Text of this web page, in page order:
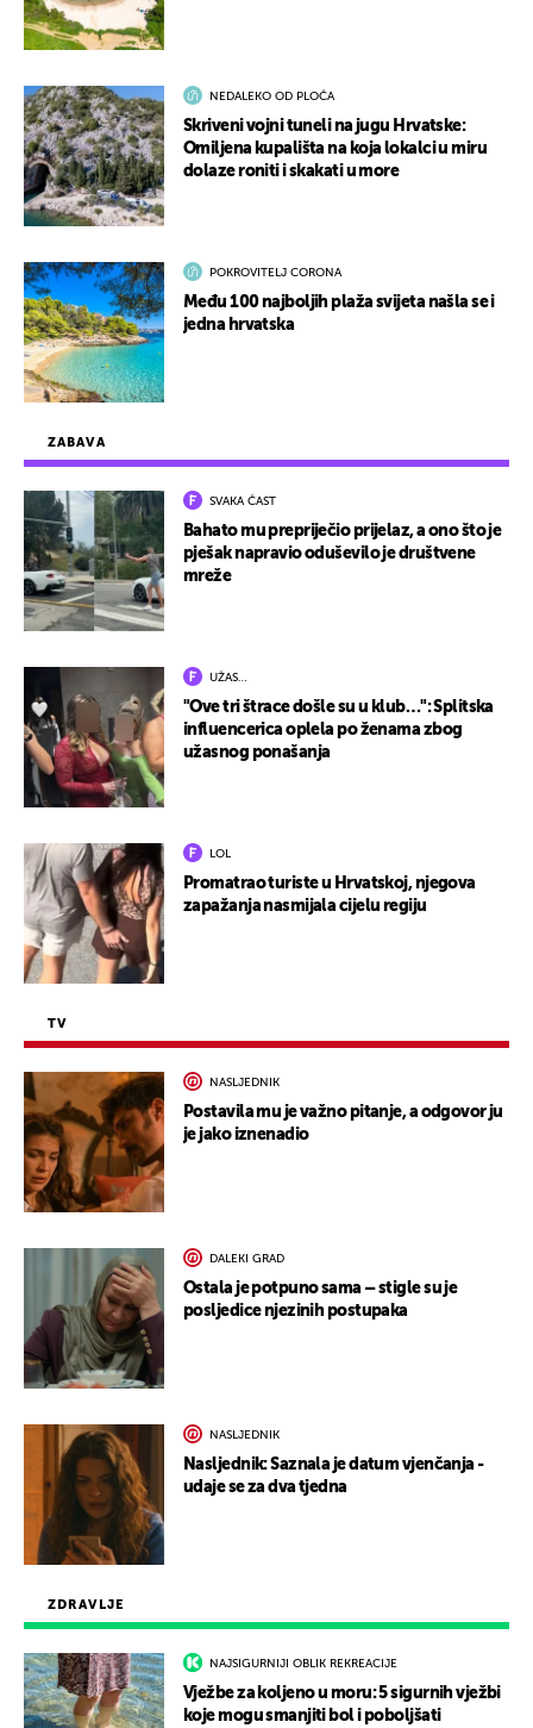
ZDRAVLJE
NAJSIGURNIJI OBLIK REKREACIJE
Vježbe za koljeno u moru: 5 sigurnih vježbi
koje mogu smanjiti bol i poboljšati
ZABAVA
SVAKA ČAST
Bahato mu prepriječio prijelaz, a ono što je
pješak napravio oduševilo je društvene
mreže
UŽAS…
"Ove tri štrace došle su u klub…": Splitska
influencerica oplela po ženama zbog
užasnog ponašanja
LOL
Promatrao turiste u Hrvatskoj, njegova
zapažanja nasmijala cijelu regiju
TV
NASLJEDNIK
Postavila mu je važno pitanje, a odgovor ju
je jako iznenadio
DALEKI GRAD
Ostala je potpuno sama – stigle su je
posljedice njezinih postupaka
NASLJEDNIK
Nasljednik: Saznala je datum vjenčanja -
udaje se za dva tjedna
NEDALEKO OD PLOČA
Skriveni vojni tuneli na jugu Hrvatske:
Omiljena kupališta na koja lokalci u miru
dolaze roniti i skakati u more
POKROVITELJ CORONA
Među 100 najboljih plaža svijeta našla se i
jedna hrvatska